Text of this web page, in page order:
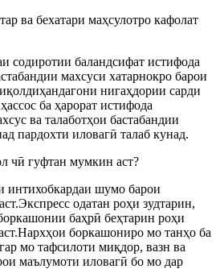
ва бехатари маҳсулотро кафолат
содиротии баландсифат истифода
махсуси хатарнокро барои
нигаҳдории сарди
ба ҳарорат истифода
ва талаботҳои бастабандии
пардохти иловагӣ талаб кунад.
чӣ гуфтан мумкин аст?
интихобкардаи шумо барои
одатан роҳи зудтарин,
баҳрӣ беҳтарин роҳи
боркашониро мо танҳо ба
мо тафсилоти миқдор, вазн ва
маълумоти иловагӣ бо мо дар